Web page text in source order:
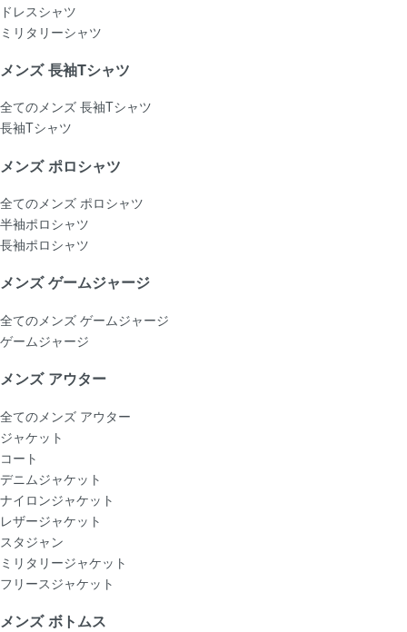
ドレスシャツ
ミリタリーシャツ
メンズ 長袖Tシャツ
全てのメンズ 長袖Tシャツ
長袖Tシャツ
メンズ ポロシャツ
全てのメンズ ポロシャツ
半袖ポロシャツ
長袖ポロシャツ
メンズ ゲームジャージ
全てのメンズ ゲームジャージ
ゲームジャージ
メンズ アウター
全てのメンズ アウター
ジャケット
コート
デニムジャケット
ナイロンジャケット
レザージャケット
スタジャン
ミリタリージャケット
フリースジャケット
メンズ ボトムス